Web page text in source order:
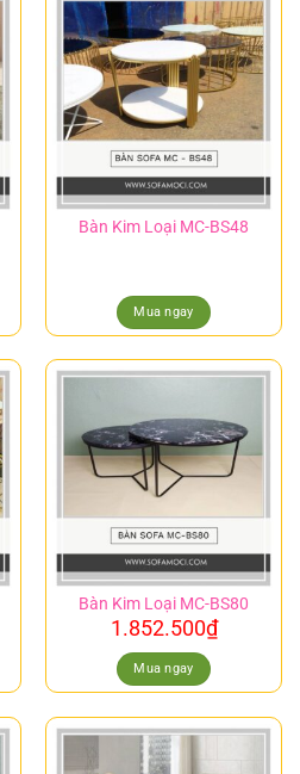
Bàn Kim Loại MC-BS48
Mua ngay
Bàn Kim Loại MC-BS80
1.852.500₫
Mua ngay